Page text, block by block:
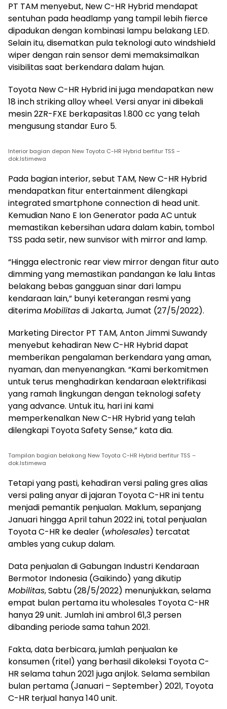
PT TAM menyebut, New C-HR Hybrid mendapat
sentuhan pada headlamp yang tampil lebih fierce
dipadukan dengan kombinasi lampu belakang LED.
Selain itu, disematkan pula teknologi auto windshield
wiper dengan rain sensor demi memaksimalkan
visibilitas saat berkendara dalam hujan.
Toyota New C-HR Hybrid ini juga mendapatkan new
18 inch striking alloy wheel. Versi anyar ini dibekali
mesin 2ZR-FXE berkapasitas 1.800 cc yang telah
mengusung standar Euro 5.
Interior bagian depan New Toyota C-HR Hybrid berfitur TSS –
dok.Istimewa
Pada bagian interior, sebut TAM, New C-HR Hybrid
mendapatkan fitur entertainment dilengkapi
integrated smartphone connection di head unit.
Kemudian Nano E Ion Generator pada AC untuk
memastikan kebersihan udara dalam kabin, tombol
TSS pada setir, new sunvisor with mirror and lamp.
“Hingga electronic rear view mirror dengan fitur auto
dimming yang memastikan pandangan ke lalu lintas
belakang bebas gangguan sinar dari lampu
kendaraan lain,” bunyi keterangan resmi yang
diterimaMobilitasdi Jakarta, Jumat (27/5/2022).
Marketing Director PT TAM, Anton Jimmi Suwandy
menyebut kehadiran New C-HR Hybrid dapat
memberikan pengalaman berkendara yang aman,
nyaman, dan menyenangkan. “Kami berkomitmen
untuk terus menghadirkan kendaraan elektrifikasi
yang ramah lingkungan dengan teknologi safety
yang advance. Untuk itu, hari ini kami
memperkenalkan New C-HR Hybrid yang telah
dilengkapi Toyota Safety Sense,” kata dia.
Tampilan bagian belakang New Toyota C-HR Hybrid berfitur TSS –
dok.Istimewa
Tetapi yang pasti, kehadiran versi paling gres alias
versi paling anyar di jajaran Toyota C-HR ini tentu
menjadi pemantik penjualan. Maklum, sepanjang
Januari hingga April tahun 2022 ini, total penjualan
Toyota C-HR ke dealer (wholesales) tercatat
ambles yang cukup dalam.
Data penjualan di Gabungan Industri Kendaraan
Bermotor Indonesia (Gaikindo) yang dikutip
Mobilitas, Sabtu (28/5/2022) menunjukkan, selama
empat bulan pertama itu wholesales Toyota C-HR
hanya 29 unit. Jumlah ini ambrol 61,3 persen
dibanding periode sama tahun 2021.
Fakta, data berbicara, jumlah penjualan ke
konsumen (ritel) yang berhasil dikoleksi Toyota C-
HR selama tahun 2021 juga anjlok. Selama sembilan
bulan pertama (Januari – September) 2021, Toyota
C-HR terjual hanya 140 unit.